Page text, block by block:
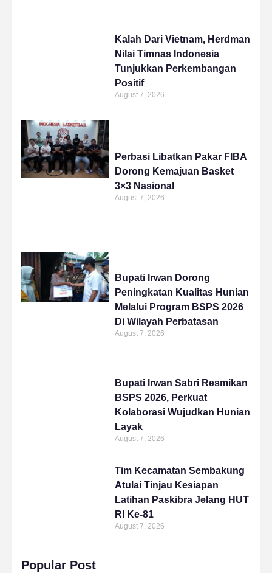
Kalah Dari Vietnam, Herdman
Nilai Timnas Indonesia
Tunjukkan Perkembangan
Positif
August 7, 2026
Perbasi Libatkan Pakar FIBA
Dorong Kemajuan Basket
3×3 Nasional
August 7, 2026
Bupati Irwan Dorong
Peningkatan Kualitas Hunian
Melalui Program BSPS 2026
Di Wilayah Perbatasan
August 7, 2026
Bupati Irwan Sabri Resmikan
BSPS 2026, Perkuat
Kolaborasi Wujudkan Hunian
Layak
August 7, 2026
Tim Kecamatan Sembakung
Atulai Tinjau Kesiapan
Latihan Paskibra Jelang HUT
RI Ke-81
August 7, 2026
Popular Post